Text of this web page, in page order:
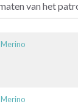
Merino
Merino